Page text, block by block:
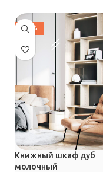
-30%
Книжный шкаф дуб
молочный